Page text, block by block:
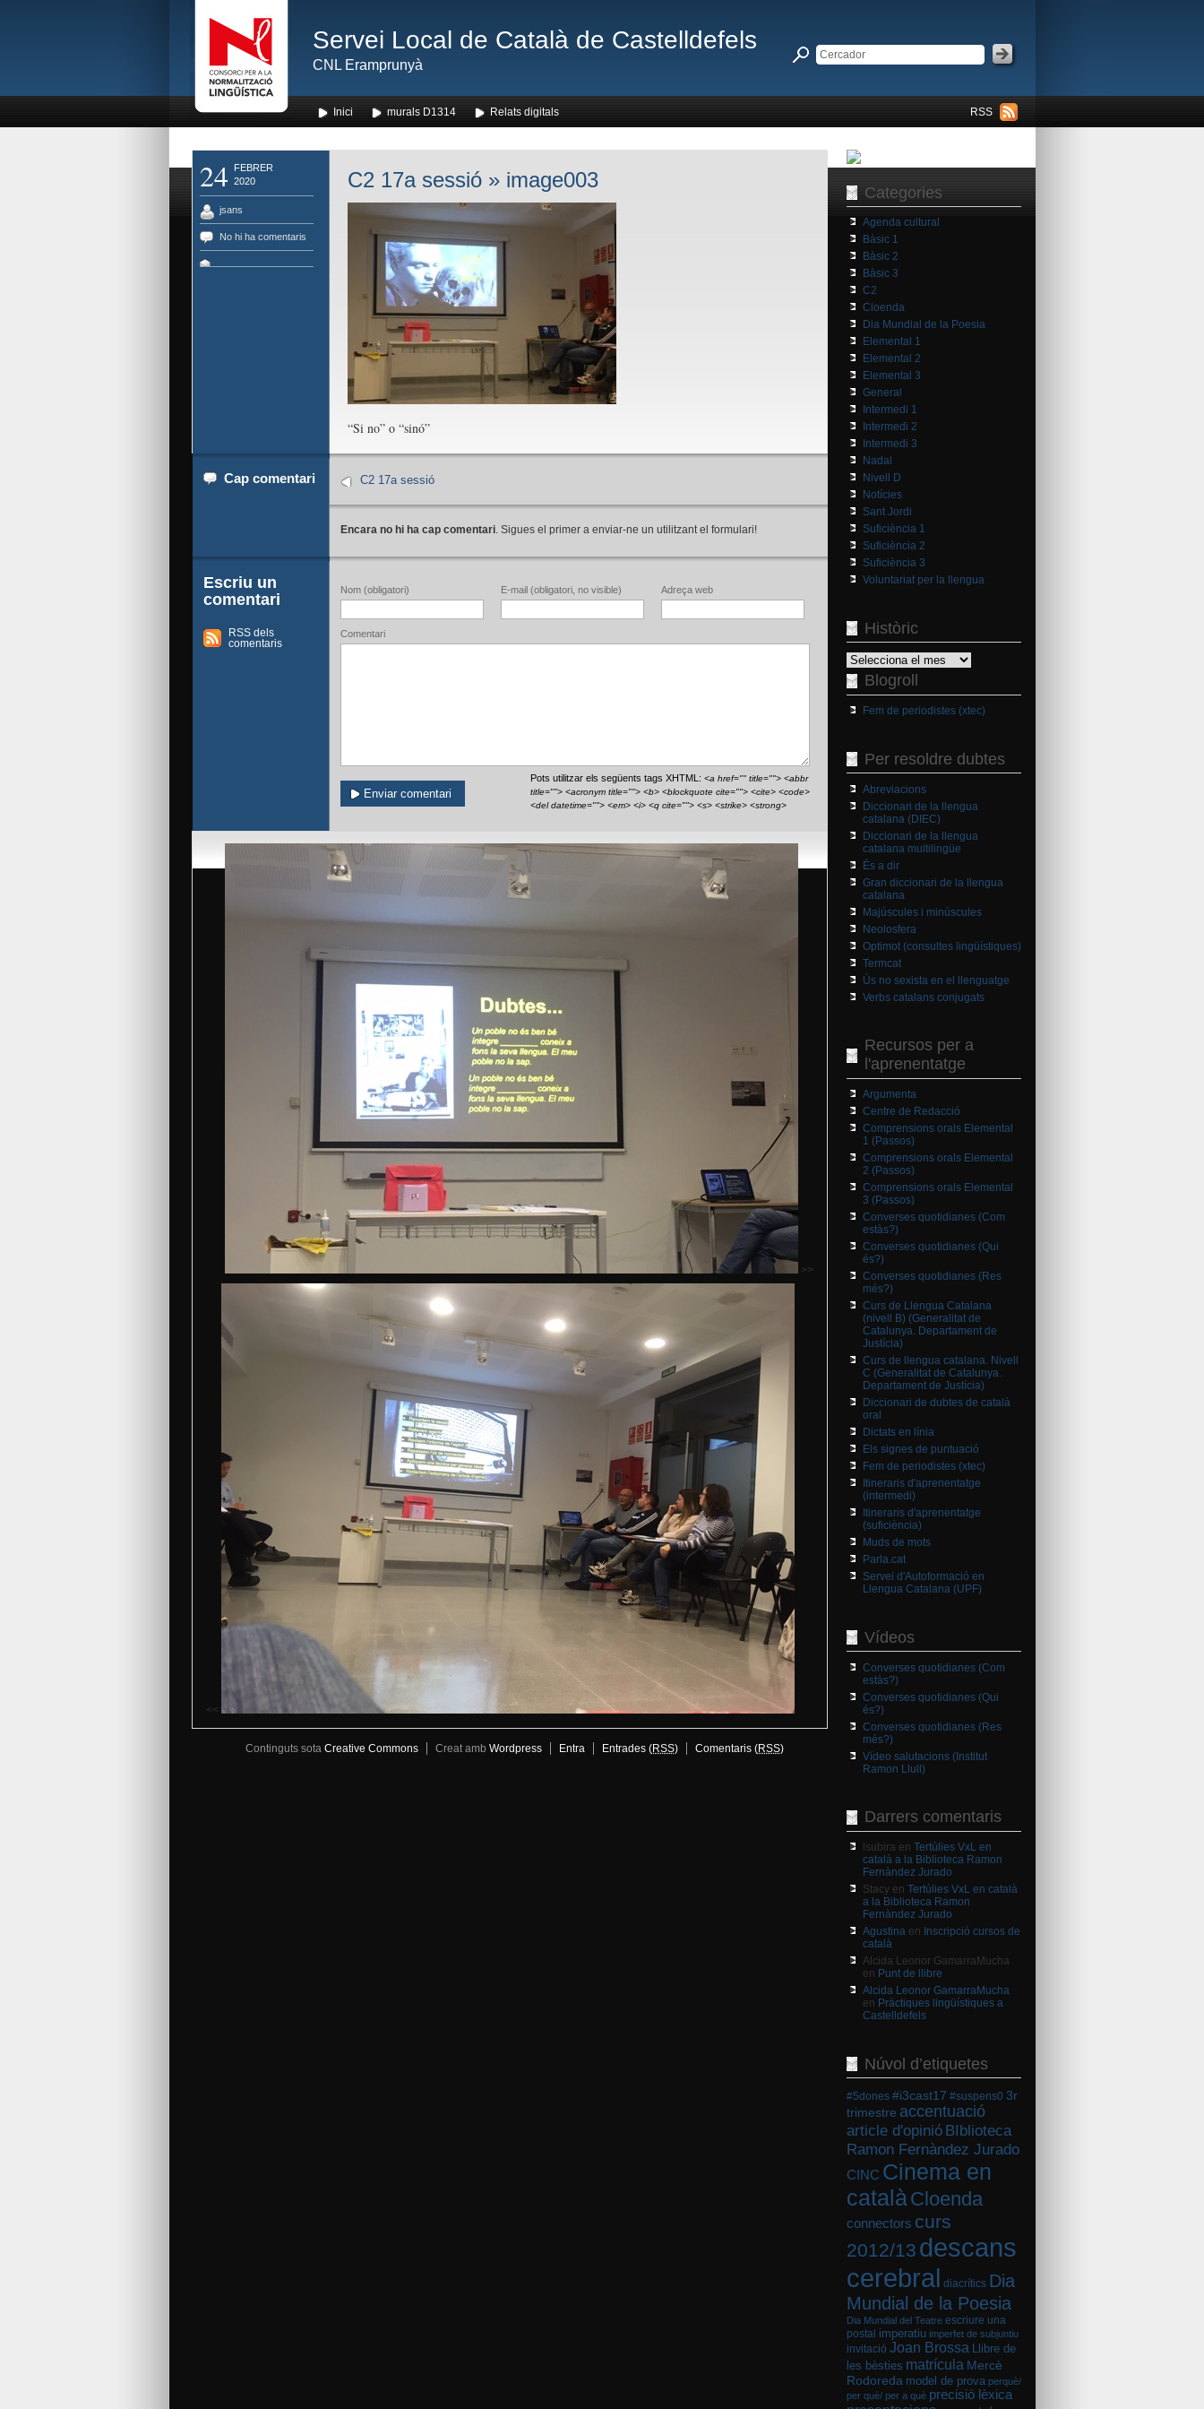
Servei Local de Català de Castelldefels
CNL Eramprunyà
RSS
Inici murals D1314 Relats digitals
24
FEBRER
2020
jsans
No hi ha comentaris
C2 17a sessió» image003
“Si no” o “sinó”
Cap comentari C2 17a sessió
Encara no hi ha cap comentari. Sigues el primer a enviar-ne un utilitzant el formulari!
Escriu un
comentari
RSS dels
comentaris
Nom (obligatori) E-mail (obligatori, no visible) Adreça web
Comentari
Pots utilitzar els següents tags XHTML:<a href="" title=""> <abbr
title=""> <acronym title=""> <b> <blockquote cite=""> <cite> <code>
<del datetime=""> <em> <i> <q cite=""> <s> <strike> <strong>
>>
<<
Categories
Agenda cultural
Bàsic 1
Bàsic 2
Bàsic 3
C2
Cloenda
Dia Mundial de la Poesia
Elemental 1
Elemental 2
Elemental 3
General
Intermedi 1
Intermedi 2
Intermedi 3
Nadal
Nivell D
Notícies
Sant Jordi
Suficiència 1
Suficiència 2
Suficiència 3
Voluntariat per la llengua
Històric
Històric
Blogroll
Fem de periodistes (xtec)
Per resoldre dubtes
Abreviacions
Diccionari de la llengua
catalana (DIEC)
Diccionari de la llengua
catalana multilingüe
És a dir
Gran diccionari de la llengua
catalana
Majúscules i minúscules
Neolosfera
Optimot (consultes lingüístiques)
Termcat
Ús no sexista en el llenguatge
Verbs catalans conjugats
Recursos per a
l'aprenentatge
Argumenta
Centre de Redacció
Comprensions orals Elemental
1 (Passos)
Comprensions orals Elemental
2 (Passos)
Comprensions orals Elemental
3 (Passos)
Converses quotidianes (Com
estàs?)
Converses quotidianes (Qui
és?)
Converses quotidianes (Res
més?)
Curs de Llengua Catalana
(nivell B) (Generalitat de
Catalunya. Departament de
Justícia)
Curs de llengua catalana. Nivell
C (Generalitat de Catalunya.
Departament de Justícia)
Diccionari de dubtes de català
oral
Dictats en línia
Els signes de puntuació
Fem de periodistes (xtec)
Itineraris d'aprenentatge
(intermedi)
Itineraris d'aprenentatge
(suficiència)
Muds de mots
Parla.cat
Servei d'Autoformació en
Llengua Catalana (UPF)
Vídeos
Converses quotidianes (Com
estàs?)
Converses quotidianes (Qui
és?)
Converses quotidianes (Res
més?)
Vídeo salutacions (Institut
Ramon Llull)
Darrers comentaris
lsubira en Tertúlies VxL en
català a la Biblioteca Ramon
Fernàndez Jurado
Stacyen Tertúlies VxL en català
a la Biblioteca Ramon
Fernàndez Jurado
Agustinaen Inscripció cursos de
català
Alcida Leonor GamarraMucha
en Punt de llibre
Alcida Leonor GamarraMucha
en Pràctiques lingüístiques a
Castelldefels
Núvol d’etiquetes
#5dones #i3cast17 #suspens0 3r
trimestre accentuació
article d'opinió BIblioteca
Ramon Fernàndez Jurado
CINC Cinema en
catalàCloenda
connectors curs
2012/13 descans
cerebral diacrítics Dia
Mundial de la Poesia
Dia Mundial del Teatre escriure una
postal imperatiu imperfet de subjuntiu
invitació Joan Brossa
Llibre de
les bèsties matrícula Mercè
Rodoreda model de prova perquè/
per què/ per a què precisió lèxica
Continguts sota Creative Commons Creat amb Wordpress Entra Entrades (RSS) Comentaris (RSS)